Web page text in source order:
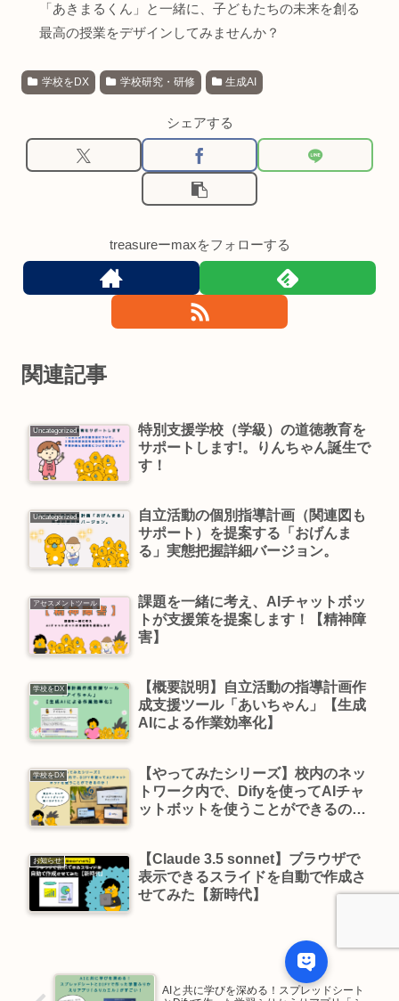
「あきまるくん」と一緒に、子どもたちの未来を創る
最高の授業をデザインしてみませんか？
学校をDX 学校研究・研修 生成AI
シェアする
treasureーmaxをフォローする
関連記事
Uncategorized
特別支援学校（学級）の道徳教育を
サポートします!。りんちゃん誕生で
す！
Uncategorized
自立活動の個別指導計画（関連図も
サポート）を提案する「おげんま
る」実態把握詳細バージョン。
アセスメントツール
課題を一緒に考え、AIチャットボッ
トが支援策を提案します！【精神障
害】
学校をDX
【概要説明】自立活動の指導計画作
成支援ツール「あいちゃん」【生成
AIによる作業効率化】
学校をDX
【やってみたシリーズ】校内のネッ
トワーク内で、Difyを使ってAIチャ
ットボットを使うことができるの
お知らせ
【Claude 3.5 sonnet】ブラウザで
表示できるスライドを自動で作成さ
せてみた【新時代】
AIと共に学びを深める！スプレッドシート